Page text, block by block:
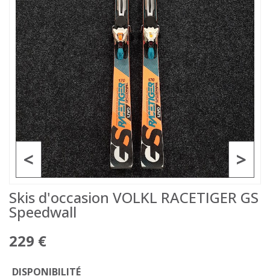
>
<
Skis d'occasion VOLKL RACETIGER GS
Speedwall
229 €
DISPONIBILITÉ